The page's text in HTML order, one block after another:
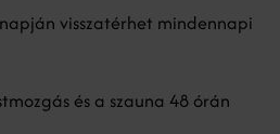
visszatérhet mindennapi
és a szauna 48 órán